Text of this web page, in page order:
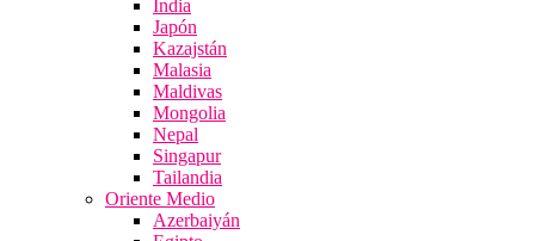
India
Japón
Kazajstán
Malasia
Maldivas
Mongolia
Nepal
Singapur
Tailandia
Oriente Medio
Azerbaiyán